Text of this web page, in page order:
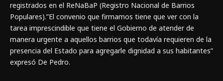
registrados en el ReNaBaP (Registro Nacional de Barrios
Populares).”El convenio que firmamos tiene que ver con la
tarea imprescindible que tiene el Gobierno de atender de
manera urgente a aquellos barrios que todavía requieren de la
presencia del Estado para agregarle dignidad a sus habitantes”
expresó De Pedro.